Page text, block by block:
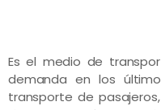
Es el medio de
demanda en los
transporte de